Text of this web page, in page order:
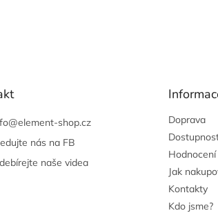
@element-shop.cz
nás na FB
naše videa
Doprava
Jak
Kontakty
Kdo jsme?